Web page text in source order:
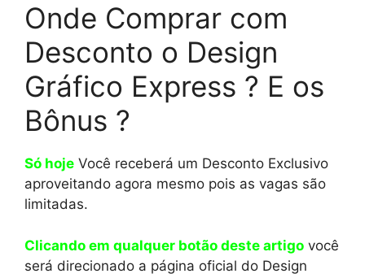
Onde Comprar com
Desconto o Design
Gráfico Express ? E os
Bônus ?
Só hoje Você receberá um Desconto Exclusivo
aproveitando agora mesmo pois as vagas são
limitadas.
Clicando em qualquer botão deste artigo você
será direcionado a página oficial do Design